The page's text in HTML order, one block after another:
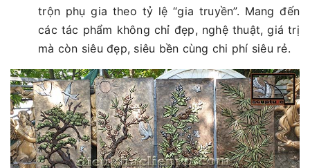
trộn phụ gia theo tỷ lệ “gia truyền”. Mang đến
các tác phẩm không chỉ đẹp, nghệ thuật, giá trị
mà còn siêu đẹp, siêu bền cùng chi phí siêu rẻ.